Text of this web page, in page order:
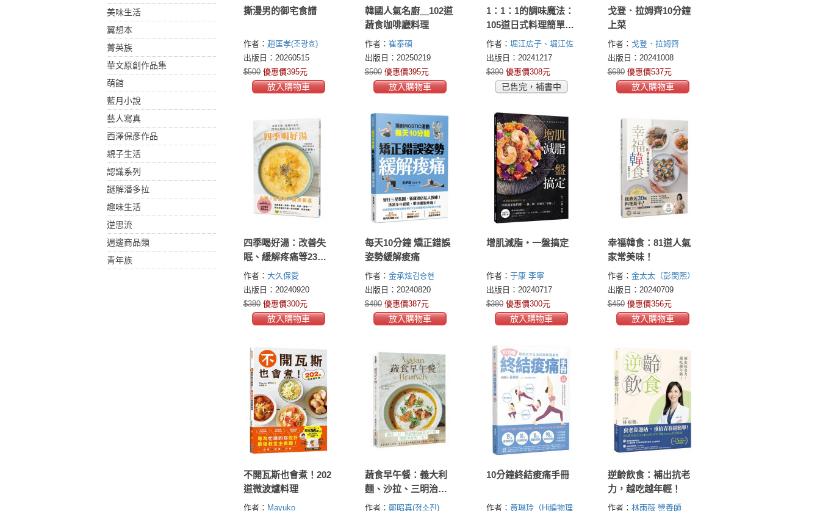
美味生活
翼想本
菁英族
華文原創作品集
萌館
藍月小說
藝人寫真
西澤保彥作品
親子生活
認識系列
謎解潘多拉
趣味生活
逆思流
週邊商品類
青年族
撕漫男的御宅食譜
作者： 趙匡孝(조광효)
出版日：20260515
$500 優惠價395元
放入購物車
韓國人氣名廚＿102道
蔬食咖啡廳料理
作者： 崔泰碩
出版日：20250219
$500 優惠價395元
放入購物車
1：1：1的調味魔法：
105道日式料理簡單上
菜！
作者： 堀江広子、堀江佐
和子
出版日：20241217
$390 優惠價308元
已售完，補書中
戈登．拉姆齊10分鐘
上菜
作者： 戈登．拉姆齊
(Gordon Ramsay)
出版日：20241008
$680 優惠價537元
放入購物車
四季喝好湯：改善失
眠、緩解疼痛等23種
症狀的55道暖心湯
作者： 大久保愛
出版日：20240920
$380 優惠價300元
放入購物車
每天10分鐘 矯正錯誤
姿勢緩解痠痛
作者： 金承炫김승현
出版日：20240820
$490 優惠價387元
放入購物車
增肌減脂・一盤搞定
作者： 于康 李寧
出版日：20240717
$380 優惠價300元
放入購物車
幸福韓食：81道人氣
家常美味！
作者： 金太太（彭閔熙）
出版日：20240709
$450 優惠價356元
放入購物車
不開瓦斯也會煮！202
道微波爐料理
作者： Mayuko
蔬食早午餐：義大利
麵、沙拉、三明治，
70道週末的居家異國
作者： 鄭昭真(정소진)
10分鐘終結痠痛手冊
作者： 黃琳玲（Hi編物理
逆齡飲食：補出抗老
力，越吃越年輕！
作者： 林雨薇 營養師